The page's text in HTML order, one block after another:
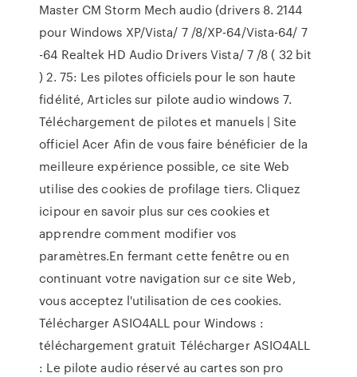
Master CM Storm Mech audio (drivers 8. 2144
pour Windows XP/Vista/ 7 /8/XP-64/Vista-64/ 7
-64 Realtek HD Audio Drivers Vista/ 7 /8 ( 32 bit
) 2. 75: Les pilotes officiels pour le son haute
fidélité, Articles sur pilote audio windows 7.
Téléchargement de pilotes et manuels | Site
officiel Acer Afin de vous faire bénéficier de la
meilleure expérience possible, ce site Web
utilise des cookies de profilage tiers. Cliquez
icipour en savoir plus sur ces cookies et
apprendre comment modifier vos
paramètres.En fermant cette fenêtre ou en
continuant votre navigation sur ce site Web,
vous acceptez l'utilisation de ces cookies.
Télécharger ASIO4ALL pour Windows :
téléchargement gratuit Télécharger ASIO4ALL
: Le pilote audio réservé au cartes son pro